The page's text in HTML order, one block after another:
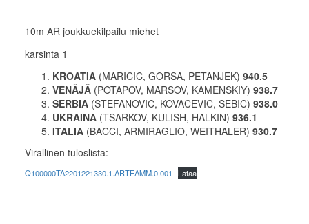
10m AR joukkuekilpailu miehet
karsinta 1
KROATIA (MARICIC, GORSA, PETANJEK) 940.5
VENÄJÄ (POTAPOV, MARSOV, KAMENSKIY) 938.7
SERBIA (STEFANOVIC, KOVACEVIC, SEBIC) 938.0
UKRAINA (TSARKOV, KULISH, HALKIN) 936.1
ITALIA (BACCI, ARMIRAGLIO, WEITHALER) 930.7
Virallinen tuloslista:
Q100000TA2201221330.1.ARTEAMM.0.001 Lataa